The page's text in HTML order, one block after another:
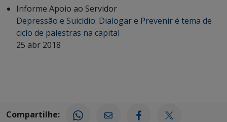
Informe Apoio ao Servidor
Depressão e Suicídio: Dialogar e Prevenir é tema de
ciclo de palestras na capital
25 abr 2018
Compartilhe: